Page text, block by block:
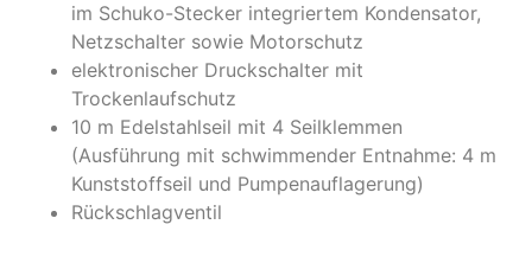
im Schuko-Stecker integriertem Kondensator,
Netzschalter sowie Motorschutz
elektronischer Druckschalter mit
Trockenlaufschutz
10 m Edelstahlseil mit 4 Seilklemmen
(Ausführung mit schwimmender Entnahme: 4 m
Kunststoffseil und Pumpenauflagerung)
Rückschlagventil